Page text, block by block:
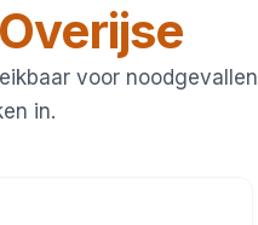
Overijse
voor noodgevallen
in.